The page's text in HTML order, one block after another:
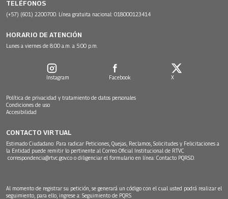
TELÉFONOS
(+57) (601) 2200700. Línea gratuita nacional: 018000123414
HORARIO DE ATENCIÓN
Lunes a viernes de 8:00 a.m. a 5:00 p.m.
Instagram Facebook X
Política de privacidad y tratamiento de datos personales
Condiciones de uso
Accesibilidad
CONTACTO VIRTUAL
Estimado Ciudadano: Para radicar Peticiones, Quejas, Reclamos, Solicitudes y Felicitaciones a
la Entidad puede remitir lo pertinente al Correo Oficial Institucional de RTVC
correspondencia@rtvc.gov.co o diligenciar el formulario en línea: Contacto PQRSD.
Al momento de registrar su petición, se generará un código con el cual usted podrá realizar el
seguimiento, para ello, ingrese a: Seguimiento de PQRS